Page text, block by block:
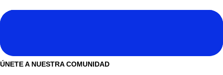
al
Noticias
NO SOMOS CHAT GPT, PERO IGUAL TAMBIÉN TE
ÚNETE A NUESTRA COMUNIDAD